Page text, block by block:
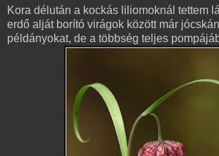
Kora délután a kockás liliomoknál tettem
erdő alját borító virágok között már
példányokat, de a többség teljes